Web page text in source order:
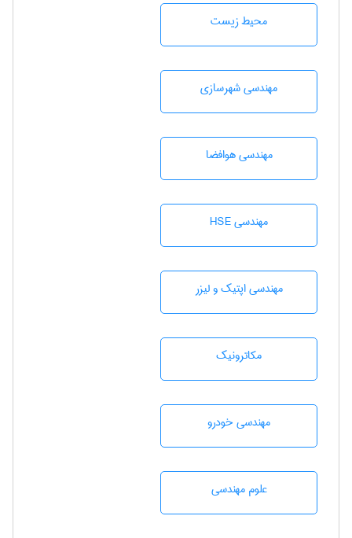
محيط زيست
مهندسی شهرسازی
مهندسی هوافضا
مهندسی HSE
مهندسی اپتیک و لیزر
مکاترونیک
مهندسی خودرو
علوم مهندسی